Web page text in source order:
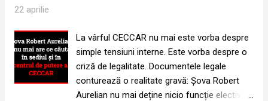
Camera Consultanților Fiscali. Întrebarea
este firească: dacă entitatea competentă
pentru specializarea „Fiscalitate” este ...
22 aprilie
La vârful CECCAR nu mai este vorba despre
simple tensiuni interne. Este vorba despre o
criză de legalitate. Documentele legale
conturează o realitate gravă: Șova Robert
Aurelian nu mai deține nicio funcție electivă,